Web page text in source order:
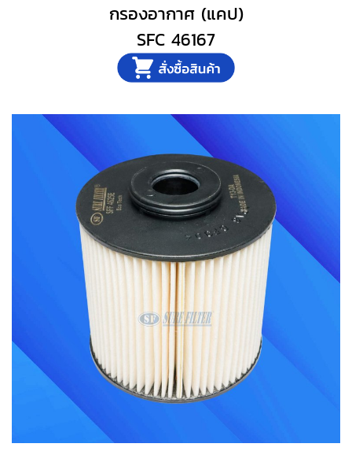
กรองอากาศ (แคป)
SFC 46167